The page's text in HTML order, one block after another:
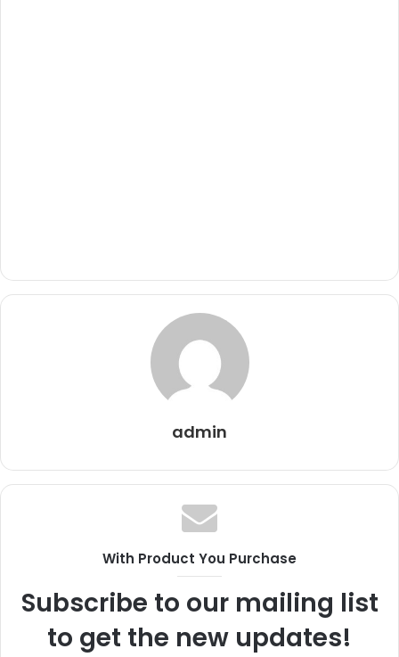
admin
With Product You Purchase
Subscribe to our mailing list
to get the new updates!